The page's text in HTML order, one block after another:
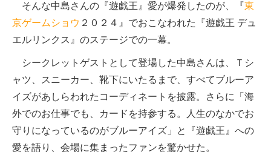
そんな中島さんの『遊戯王』愛が爆発したのが、『東
京ゲームショウ ２０２４』でおこなわれた『遊戯王 デュ
エルリンクス』のステージでの一幕。
シークレットゲストとして登場した中島さんは、Ｔシ
ャツ、スニーカー、靴下にいたるまで、すべてブルーア
イズがあしらわれたコーディネートを披露。さらに「海
外でのお仕事でも、カードを持参する。人生のなかでお
守りになっているのがブルーアイズ」と『遊戯王』への
愛を語り、会場に集まったファンを驚かせた。